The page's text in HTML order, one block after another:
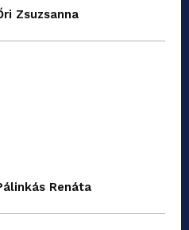
Zsuzsanna
Renáta